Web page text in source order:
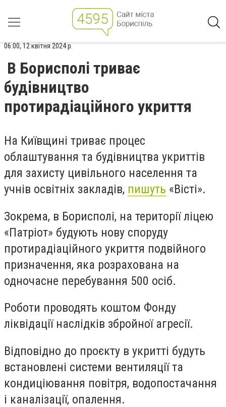
06:00, 12 квітня 2024 р.
В Борисполі триває
будівництво
протирадіаційного укриття
На Київщині триває процес
облаштування та будівництва укриттів
для захисту цивільного населення та
учнів освітніх закладів, пишуть «Вісті».
Зокрема, в Борисполі, на території ліцею
«Патріот» будують нову споруду
протирадіаційного укриття подвійного
призначення, яка розрахована на
одночасне перебування 500 осіб.
Роботи проводять коштом Фонду
ліквідації наслідків збройної агресії.
Відповідно до проєкту в укритті будуть
встановлені системи вентиляції та
кондиціювання повітря, водопостачання
і каналізації, опалення.